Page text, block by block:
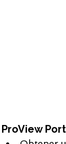
ProView